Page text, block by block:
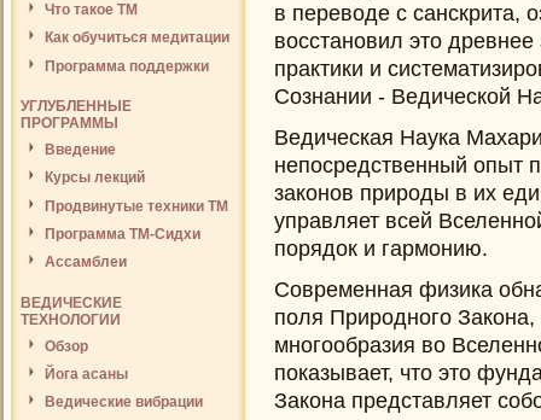
Что такое ТМ
Как обучиться медитации
Программа поддержки
УГЛУБЛЕННЫЕ
ПРОГРАММЫ
Введение
Курсы лекций
Продвинутые техники ТМ
Программа ТМ-Сидхи
Ассамблеи
ВЕДИЧЕСКИЕ
ТЕХНОЛОГИИ
Обзор
Йога асаны
Ведические вибрации
в переводе с санскрита,
восстановил это
практики и
Сознании - Ведической
Ведическая Наука
непосредственный опыт
законов природы в их
управляет всей
порядок и гармонию.
Современная физика
поля Природного
многообразия во
показывает, что это
Закона представляет